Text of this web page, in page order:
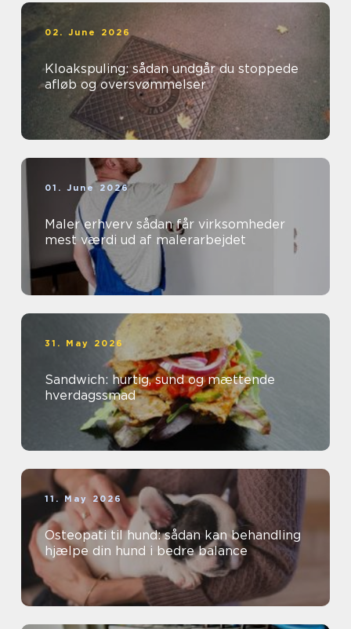
02. June 2026
Kloakspuling: sådan undgår du stoppede
afløb og oversvømmelser
01. June 2026
Maler erhverv sådan får virksomheder
mest værdi ud af malerarbejdet
31. May 2026
Sandwich: hurtig, sund og mættende
hverdagssmad
11. May 2026
Osteopati til hund: sådan kan behandling
hjælpe din hund i bedre balance